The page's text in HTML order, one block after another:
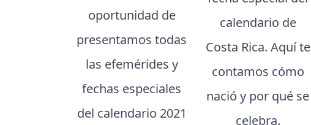
oportunidad de
presentamos todas
las efemérides y
fechas especiales
del calendario 2021
calendario de
Costa Rica. Aquí te
contamos cómo
nació y por qué se
celebra.